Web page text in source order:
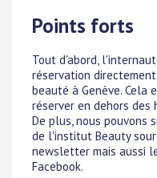
Points forts
Tout d'abord,
réservation
beauté à Genève.
réserver en dehors des
De plus, nous
de l'institut Beauty
newsletter mais aussi
Facebook.